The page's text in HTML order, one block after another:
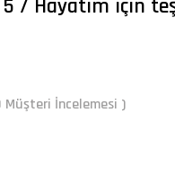
/ Hayatım için
Müşteri İncelemesi )